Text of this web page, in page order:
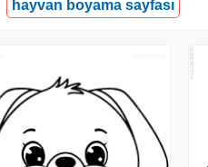
hayvan boyama sayfası